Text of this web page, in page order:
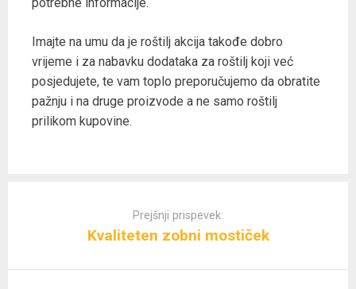
Imajte na umu da je roštilj akcija takođe dobro
vrijeme i za nabavku dodataka za roštilj koji već
posjedujete, te vam toplo preporučujemo da obratite
pažnju i na druge proizvode a ne samo roštilj
prilikom kupovine.
Prejšnji prispevek:
Kvaliteten zobni mostiček